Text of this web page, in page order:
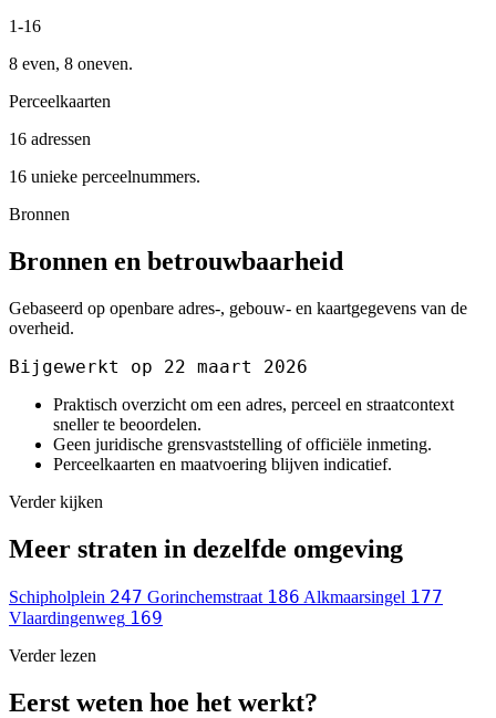
1-16
8 even, 8 oneven.
Perceelkaarten
16 adressen
16 unieke perceelnummers.
Bronnen
Bronnen en betrouwbaarheid
Gebaseerd op openbare adres-, gebouw- en kaartgegevens van de
overheid.
Bijgewerkt op 22 maart 2026
Praktisch overzicht om een adres, perceel en straatcontext
sneller te beoordelen.
Geen juridische grensvaststelling of officiële inmeting.
Perceelkaarten en maatvoering blijven indicatief.
Verder kijken
Meer straten in dezelfde omgeving
Schipholplein 247 Gorinchemstraat 186 Alkmaarsingel 177
Vlaardingenweg 169
Verder lezen
Eerst weten hoe het werkt?